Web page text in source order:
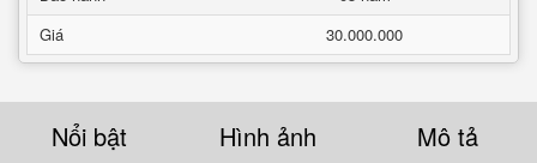
Giá
30.000.000
Nổi bật Hình ảnh Mô tả